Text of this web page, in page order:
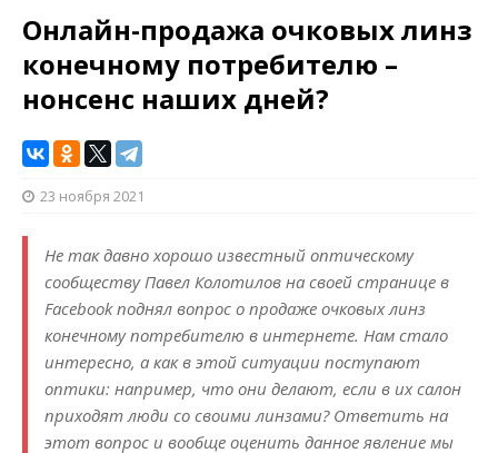
Онлайн-продажа очковых линз
конечному потребителю –
нонсенс наших дней?
23 ноября 2021
Не так давно хорошо известный оптическому
сообществу Павел Колотилов на своей странице в
Facebook поднял вопрос о продаже очковых линз
конечному потребителю в интернете. Нам стало
интересно, а как в этой ситуации поступают
оптики: например, что они делают, если в их салон
приходят люди со своими линзами? Ответить на
этот вопрос и вообще оценить данное явление мы